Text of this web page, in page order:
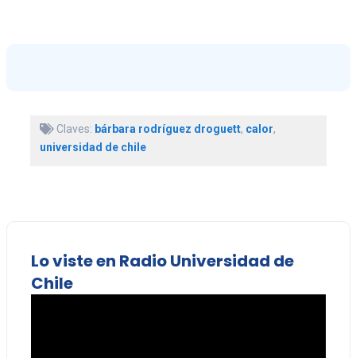
Claves: bárbara rodríguez droguett, calor,
universidad de chile
Lo viste en Radio Universidad de
Chile